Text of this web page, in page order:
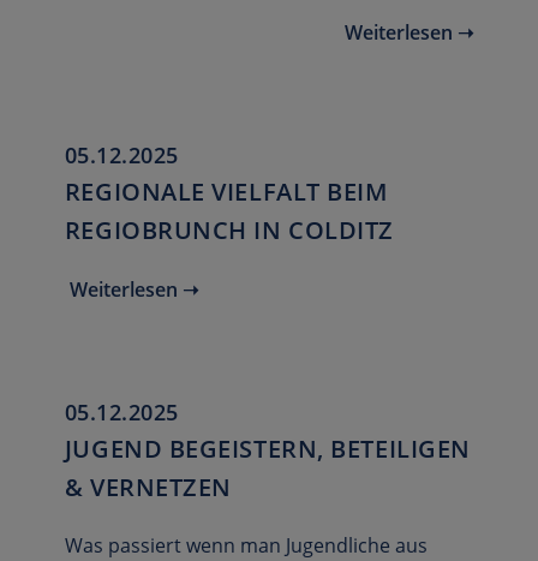
Weiterlesen ➝
05.12.2025
REGIONALE VIELFALT BEIM
REGIOBRUNCH IN COLDITZ
Weiterlesen ➝
05.12.2025
JUGEND BEGEISTERN, BETEILIGEN
& VERNETZEN
Was passiert wenn man Jugendliche aus